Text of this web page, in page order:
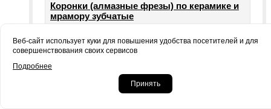
Коронки (алмазные фрезы) по керамике и
мрамору зубчатые
машин УШМ болгарки
Веб-сайт использует куки для повышения удобства посетителей и для
совершенствования своих сервисов
Подробнее
Принять